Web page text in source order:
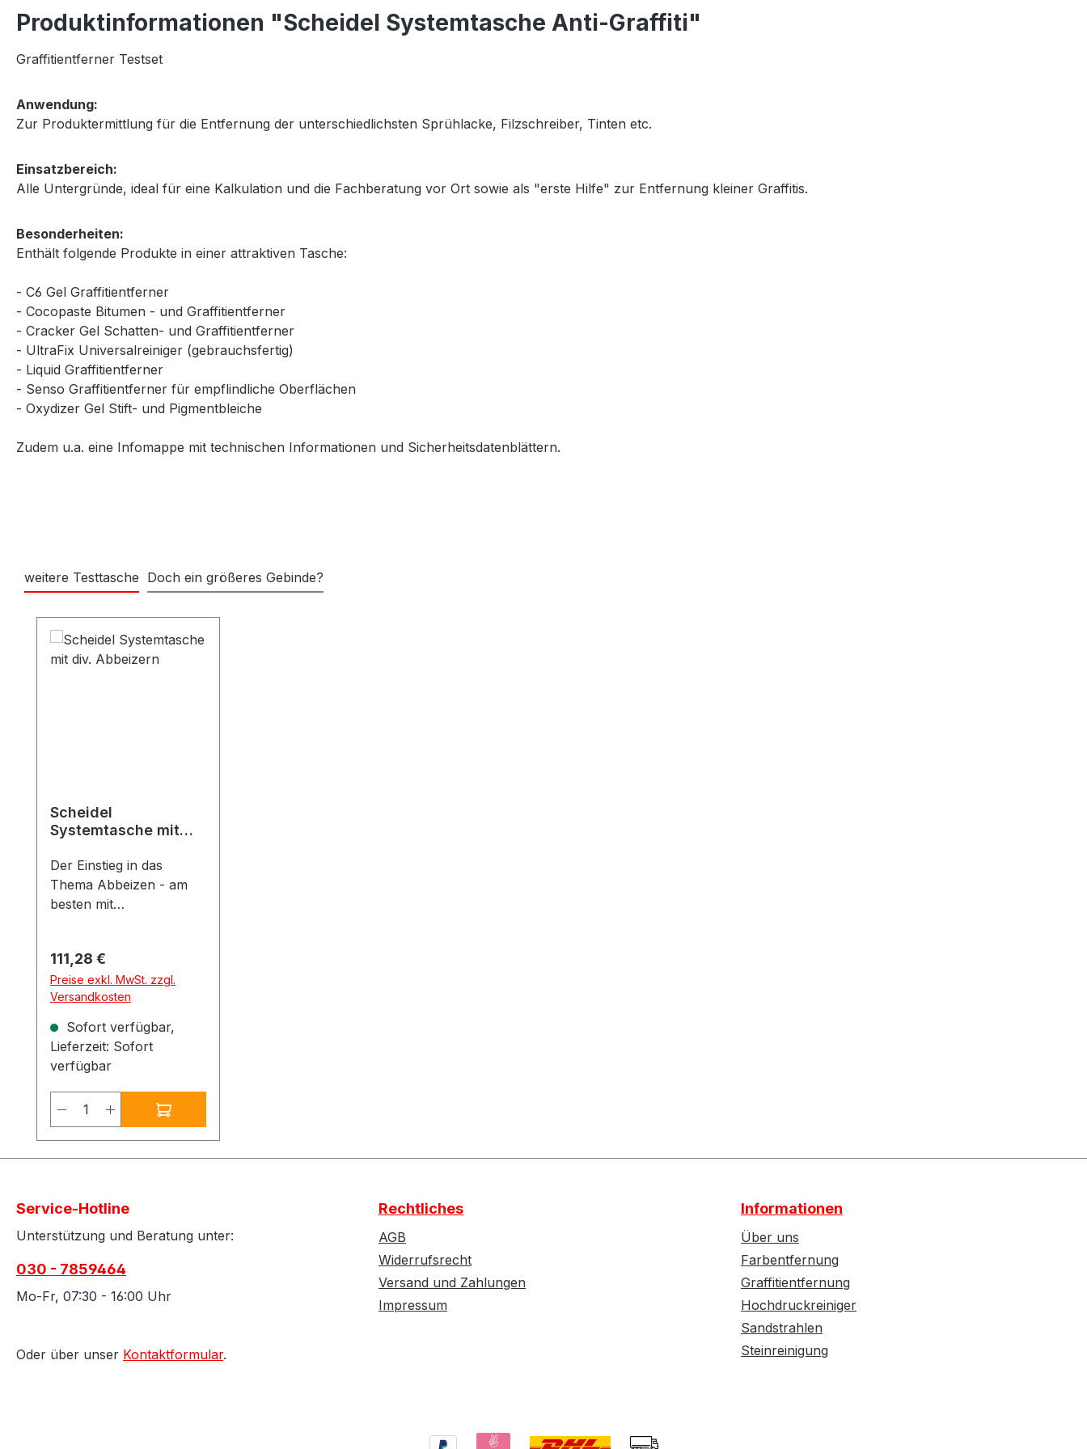
Produktinformationen "Scheidel Systemtasche Anti-Graffiti"
Graffitientferner Testset
Anwendung:
Zur Produktermittlung für die Entfernung der unterschiedlichsten Sprühlacke, Filzschreiber, Tinten etc.
Einsatzbereich:
Alle Untergründe, ideal für eine Kalkulation und die Fachberatung vor Ort sowie als "erste Hilfe" zur Entfernung kleiner Graffitis.
Besonderheiten:
Enthält folgende Produkte in einer attraktiven Tasche:
- C6 Gel Graffitientferner
- Cocopaste Bitumen - und Graffitientferner
- Cracker Gel Schatten- und Graffitientferner
- UltraFix Universalreiniger (gebrauchsfertig)
- Liquid Graffitientferner
- Senso Graffitientferner für empflindliche Oberflächen
- Oxydizer Gel Stift- und Pigmentbleiche
Zudem u.a. eine Infomappe mit technischen Informationen und Sicherheitsdatenblättern.
weitere Testtasche Doch ein größeres Gebinde?
Produktgalerie überspringen
Scheidel
Systemtasche mit
Der Einstieg in das
Thema Abbeizen - am
besten mit
einfachen Vortest bei
Abbeizarbeiten, insb. bei
anspruchsvollen oder
völlig unklaren
Beschichtungsaufbauten
. Einsatzbereich:Zur
Besonderheiten:Enthält
folgende Produkte in
einer attraktiven Tasche:
Allround Abbeizer - Blitz
Schnellentlacker - Neue
Dispersionsabbeizer -
Oxystrip Superlöser 2K
Trockenabbeizer -
Regulärer Preis:
111,28 €
Preise exkl. MwSt. zzgl.
Versandkosten
Sofort verfügbar,
Lieferzeit: Sofort
verfügbar
Produkt Anzahl: Gib den gewünschten Wert ein oder benutze die Schaltflächen um die Anzahl zu erhöhen oder
Service-Hotline
Unterstützung und Beratung unter:
030 - 7859464
Mo-Fr, 07:30 - 16:00 Uhr
Oder über unser Kontaktformular.
Rechtliches
AGB
Widerrufsrecht
Versand und Zahlungen
Impressum
Informationen
Über uns
Farbentfernung
Graffitientfernung
Hochdruckreiniger
Sandstrahlen
Steinreinigung